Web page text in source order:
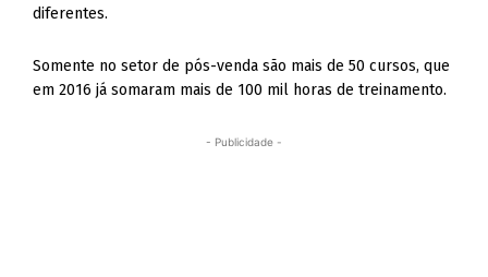
diferentes.
Somente no setor de pós-venda são mais de 50 cursos, que
em 2016 já somaram mais de 100 mil horas de treinamento.
- Publicidade -